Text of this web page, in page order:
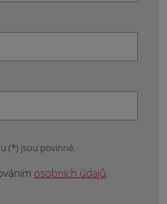
(*) jsou povinné.
osobních údajů.